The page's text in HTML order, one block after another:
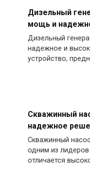
Дизельный
мощь и
Дизельный
надежное и
устройство,
Скважинный
надежное
Скважинный
одним из
отличается